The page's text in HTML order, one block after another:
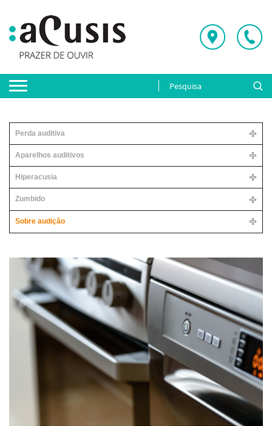
Perda auditiva
Aparelhos auditivos
Hiperacusia
Zumbido
Sobre audição